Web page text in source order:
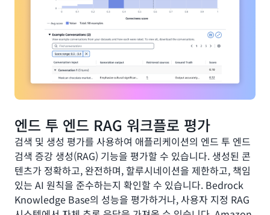
엔드 투 엔드 RAG 워크플로 평가
검색 및 생성 평가를 사용하여 애플리케이션의 엔드 투 엔드
검색 증강 생성(RAG) 기능을 평가할 수 있습니다. 생성된 콘
텐츠가 정확하고, 완전하며, 할루시네이션을 제한하고, 책임
있는 AI 원칙을 준수하는지 확인할 수 있습니다. Bedrock
Knowledge Base의 성능을 평가하거나, 사용자 지정 RAG